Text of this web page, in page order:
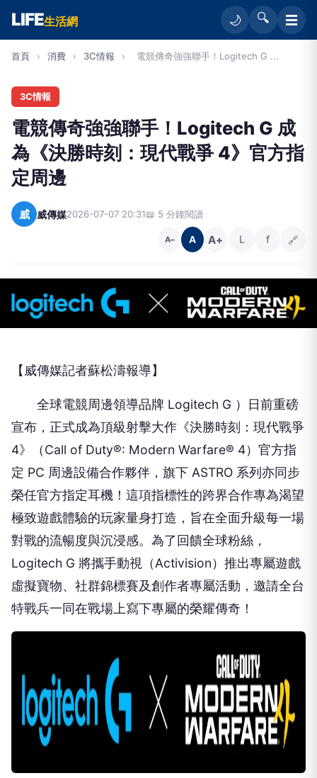
LIFE生活網 🌙 🔍 ☰
首頁 › 消費 › 3C情報 › 電競傳奇強強聯手！Logitech G ...
3C情報
電競傳奇強強聯手！Logitech G 成
為《決勝時刻：現代戰爭 4》官方指
定周邊
威 威傳媒2026-07-07 20:31📖 5 分鐘閱讀
A− A A+ L f 🔗
【威傳媒記者蘇松濤報導】
全球電競周邊領導品牌 Logitech G ）日前重磅
宣布，正式成為頂級射擊大作《決勝時刻：現代戰爭
4》（Call of Duty®: Modern Warfare® 4）官方指
定 PC 周邊設備合作夥伴，旗下 ASTRO 系列亦同步
榮任官方指定耳機！這項指標性的跨界合作專為渴望
極致遊戲體驗的玩家量身打造，旨在全面升級每一場
對戰的流暢度與沉浸感。為了回饋全球粉絲，
Logitech G 將攜手動視（Activision）推出專屬遊戲
虛擬寶物、社群錦標賽及創作者專屬活動，邀請全台
特戰兵一同在戰場上寫下專屬的榮耀傳奇！